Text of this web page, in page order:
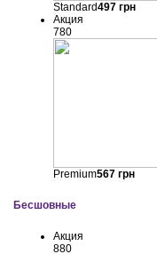
Standard497грн
Акция
780
Premium567грн
Бесшовные
Акция
880